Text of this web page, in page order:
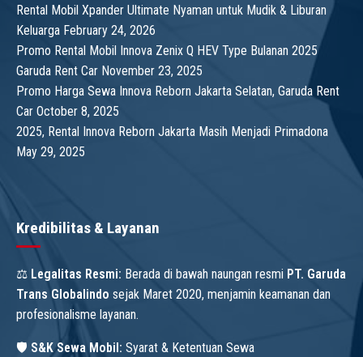
Rental Mobil Xpander Ultimate Nyaman untuk Mudik & Liburan
Keluarga February 24, 2026
Promo Rental Mobil Innova Zenix Q HEV Type Bulanan 2025
Garuda Rent Car November 23, 2025
Promo Harga Sewa Innova Reborn Jakarta Selatan, Garuda Rent
Car October 8, 2025
2025, Rental Innova Reborn Jakarta Masih Menjadi Primadona
May 29, 2025
Kredibilitas & Layanan
⚖️ Legalitas Resmi: Berada di bawah naungan resmi PT. Garuda
Trans Globalindo sejak Maret 2020, menjamin keamanan dan
profesionalisme layanan.
🛡️ S&K Sewa Mobil: Syarat & Ketentuan Sewa